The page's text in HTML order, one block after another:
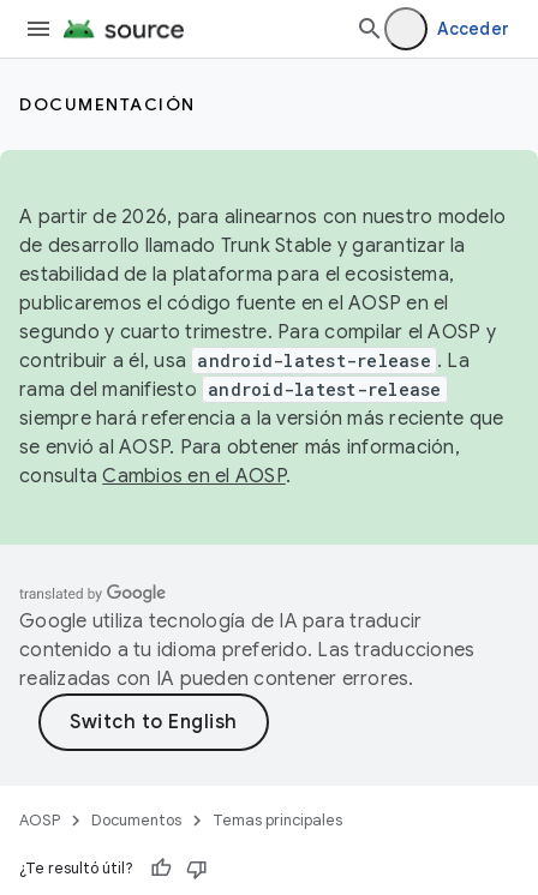
Acceder
DOCUMENTACIÓN
A partir de 2026, para alinearnos con nuestro modelo
de desarrollo llamado Trunk Stable y garantizar la
estabilidad de la plataforma para el ecosistema,
publicaremos el código fuente en el AOSP en el
segundo y cuarto trimestre. Para compilar el AOSP y
contribuir a él, usa android-latest-release . La
rama del manifiesto android-latest-release
siempre hará referencia a la versión más reciente que
se envió al AOSP. Para obtener más información,
consultaCambios en el AOSP.
Google utiliza tecnología de IA para traducir
contenido a tu idioma preferido. Las traducciones
realizadas con IA pueden contener errores.
AOSP Documentos Temas principales
¿Te resultó útil?